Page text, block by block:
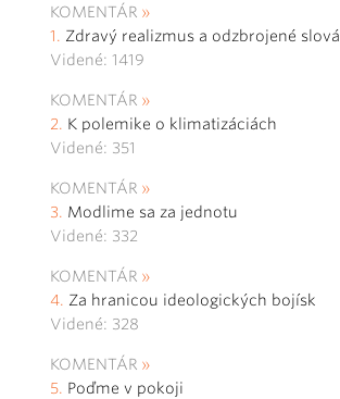
KOMENTÁR
Zdravý realizmus a odzbrojené slová
Videné: 1419
KOMENTÁR
K polemike o klimatizáciách
Videné: 351
KOMENTÁR
Modlime sa za jednotu
Videné: 332
KOMENTÁR
Za hranicou ideologických bojísk
Videné: 328
KOMENTÁR
Poďme v pokoji